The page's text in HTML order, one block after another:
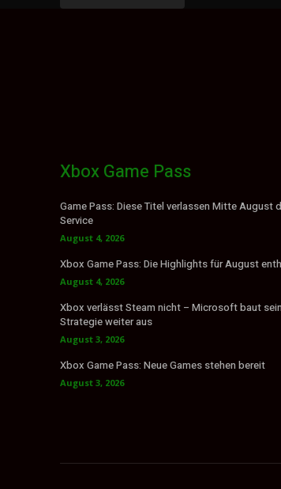
Xbox Game Pass
Game Pass: Diese Titel verlassen Mitte August
Service
August 4, 2026
Xbox Game Pass: Die Highlights für August
August 4, 2026
Xbox verlässt Steam nicht – Microsoft baut
Strategie weiter aus
August 3, 2026
Xbox Game Pass: Neue Games stehen bereit
August 3, 2026